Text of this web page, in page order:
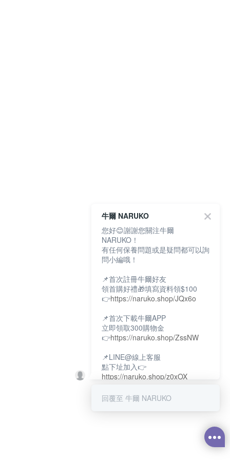
牛爾 NARUKO
您好😊謝謝您關注牛爾
NARUKO！
有任何保養問題或是疑問都可以詢
問小編哦！
📌首次註冊牛爾好友
領首購好禮🎁填寫資料領$100
👉https://naruko.shop/JQx6o
📌首次下載牛爾APP
立即領取300購物金
👉https://naruko.shop/ZssNW
📌LINE@線上客服
點下址加入👉
https://naruko.shop/z0xOX
📌電話客服：02-26581707
回覆至 牛爾 NARUKO